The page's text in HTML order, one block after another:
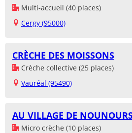
Multi-accueil (40 places)
Cergy (95000)
CRÈCHE DES MOISSONS
Crèche collective (25 places)
Vauréal (95490)
AU VILLAGE DE
Micro crèche (10 places)